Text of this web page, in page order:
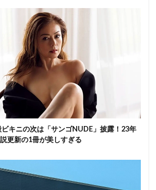
キニの次は「サンゴNUDE」披露！23年
更新の1冊が美しすぎる